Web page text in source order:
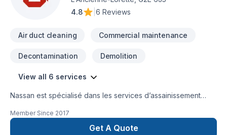
4.8
6 Reviews
Air duct cleaning Commercial maintenance
Decontamination Demolition
View all 6 services
Nassan est spécialisé dans les services d’assainissement
permettent d’éliminer toutes souillures dues à la végétation, à
la pollution et à l’activité humaine. Nassan vous propose
Member Since 2017
Get A Quote